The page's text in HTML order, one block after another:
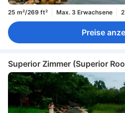
25 m²/269 ft² Max. 3 Erwachsene
Preise
Superior Zimmer (Superior